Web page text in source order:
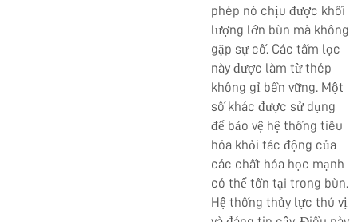
phép nó chịu được khối
lượng lớn bùn mà không
gặp sự cố. Các tấm lọc
này được làm từ thép
không gỉ bền vững. Một
số khác được sử dụng
để bảo vệ hệ thống tiêu
hóa khỏi tác động của
các chất hóa học mạnh
có thể tồn tại trong bùn.
Hệ thống thủy lực thú vị